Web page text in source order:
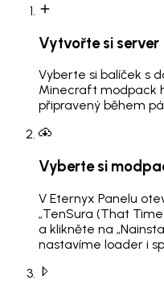
Vytvořte si server
Vyberte si balíček s
Minecraft modpack
připravený během
Vyberte si
V Eternyx Panelu
„TenSura (That
a klikněte na
nastavíme loader i